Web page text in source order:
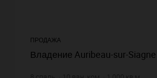
ПРОДАЖА
Владение Auribeau-sur-Siagne